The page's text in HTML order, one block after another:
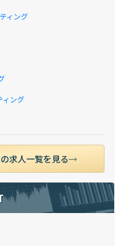
ィング
ィング
求人一覧を見る